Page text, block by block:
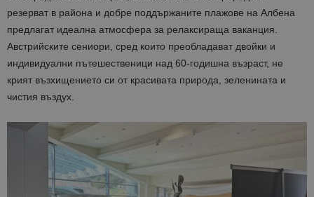
резерват в района и добре поддържаните плажове на Албена
предлагат идеална атмосфера за релаксираща ваканция.
Австрийските сениори, сред които преобладават двойки и
индивидуални пътешественици над 60-годишна възраст, не
крият възхищението си от красивата природа, зеленината и
чистия въздух.